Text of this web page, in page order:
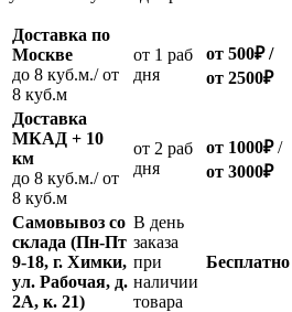
Доставка по
Москве
до 8 куб.м./ от
8 куб.м
oт 1 раб
дня
от 500₽/
от 2500₽
Доставка
МКАД + 10
км
до 8 куб.м./ от
8 куб.м
oт 2 раб
дня
от 1000₽/
от 3000₽
Самовывоз со
склада (Пн-Пт
9-18, г. Химки,
ул. Рабочая, д.
2А, к. 21)
В день
заказа
при
наличии
товара
Бесплатно